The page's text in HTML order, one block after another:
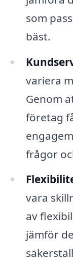
som
bäst.
variera
Genom
företag
frågor
vara
av
jämför